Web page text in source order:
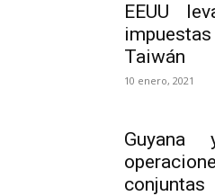
EEUU
Taiwán
10 enero, 2021
Guyana
conjuntas